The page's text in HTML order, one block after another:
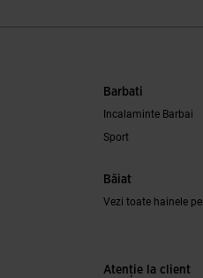
Barbati
Incalaminte Barbai
Sport
Băiat
Vezi toate hainele
Atenţie la client